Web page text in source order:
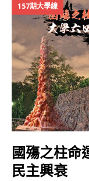
157期大學線
國殤之柱
民主興衰